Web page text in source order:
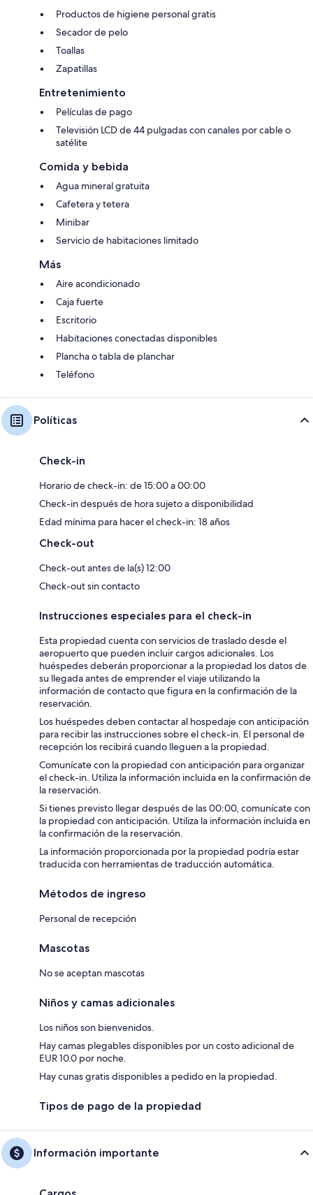
Productos de higiene personal gratis
Secador de pelo
Toallas
Zapatillas
Entretenimiento
Películas de pago
Televisión LCD de 44 pulgadas con canales por cable o
satélite
Comida y bebida
Agua mineral gratuita
Cafetera y tetera
Minibar
Servicio de habitaciones limitado
Más
Aire acondicionado
Caja fuerte
Escritorio
Habitaciones conectadas disponibles
Plancha o tabla de planchar
Teléfono
Políticas
Check-in
Horario de check-in: de 15:00 a 00:00
Check-in después de hora sujeto a disponibilidad
Edad mínima para hacer el check-in: 18 años
Check-out
Check-out antes de la(s) 12:00
Check-out sin contacto
Instrucciones especiales para el check-in
Esta propiedad cuenta con servicios de traslado desde el
aeropuerto que pueden incluir cargos adicionales. Los
huéspedes deberán proporcionar a la propiedad los datos de
su llegada antes de emprender el viaje utilizando la
información de contacto que figura en la confirmación de la
reservación.
Los huéspedes deben contactar al hospedaje con anticipación
para recibir las instrucciones sobre el check-in. El personal de
recepción los recibirá cuando lleguen a la propiedad.
Comunícate con la propiedad con anticipación para organizar
el check-in. Utiliza la información incluida en la confirmación de
la reservación.
Si tienes previsto llegar después de las 00:00, comunícate con
la propiedad con anticipación. Utiliza la información incluida en
la confirmación de la reservación.
La información proporcionada por la propiedad podría estar
traducida con herramientas de traducción automática.
Métodos de ingreso
Personal de recepción
Mascotas
No se aceptan mascotas
Niños y camas adicionales
Los niños son bienvenidos.
Hay camas plegables disponibles por un costo adicional de
EUR 10.0 por noche.
Hay cunas gratis disponibles a pedido en la propiedad.
Tipos de pago de la propiedad
Información importante